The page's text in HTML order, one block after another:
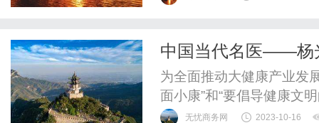
观，不谋而合。作为造车
中国当代名医——杨
为全面推动大健康产业发
面小康”和“要倡导健康文
治病为中心转变为以人民
无忧商务网 2023-10-16